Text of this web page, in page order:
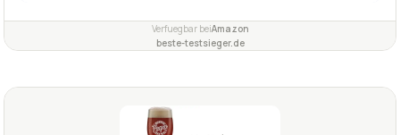
Verfuegbar beiAmazon
beste-testsieger.de